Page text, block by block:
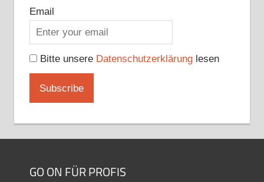
Email
Bitte unsere Datenschutzerklärunglesen
GO ON FÜR PROFIS